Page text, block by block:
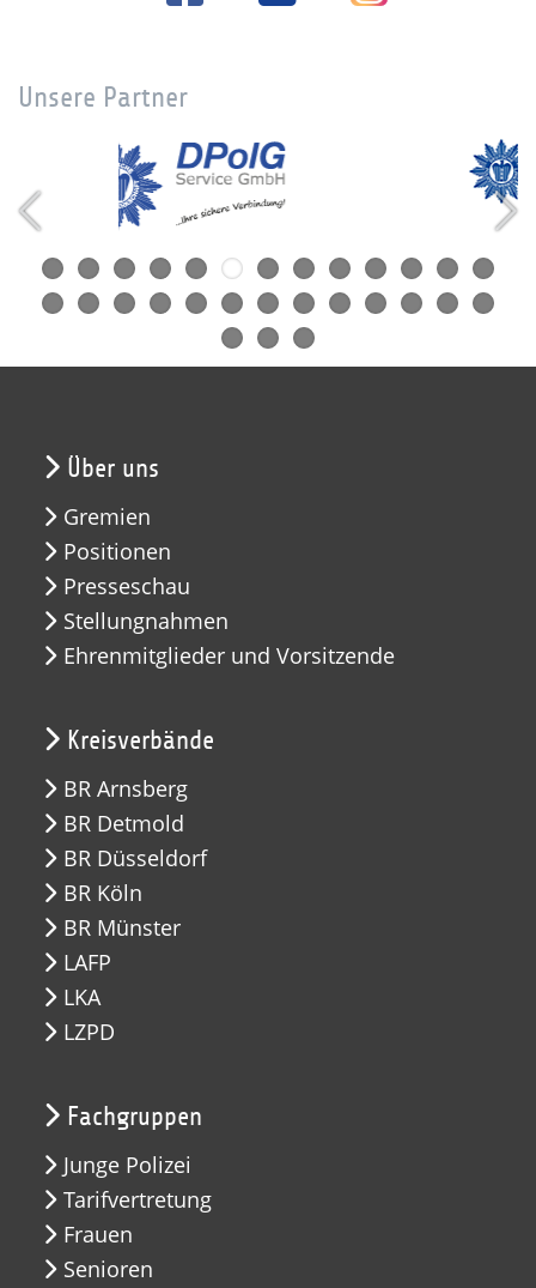
Unsere Partner
Über uns
Gremien
Positionen
Presseschau
Stellungnahmen
Ehrenmitglieder und Vorsitzende
Kreisverbände
BR Arnsberg
BR Detmold
BR Düsseldorf
BR Köln
BR Münster
LAFP
LKA
LZPD
Fachgruppen
Junge Polizei
Tarifvertretung
Frauen
Senioren